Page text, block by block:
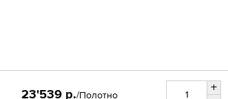
23'539 р./Полотно
+